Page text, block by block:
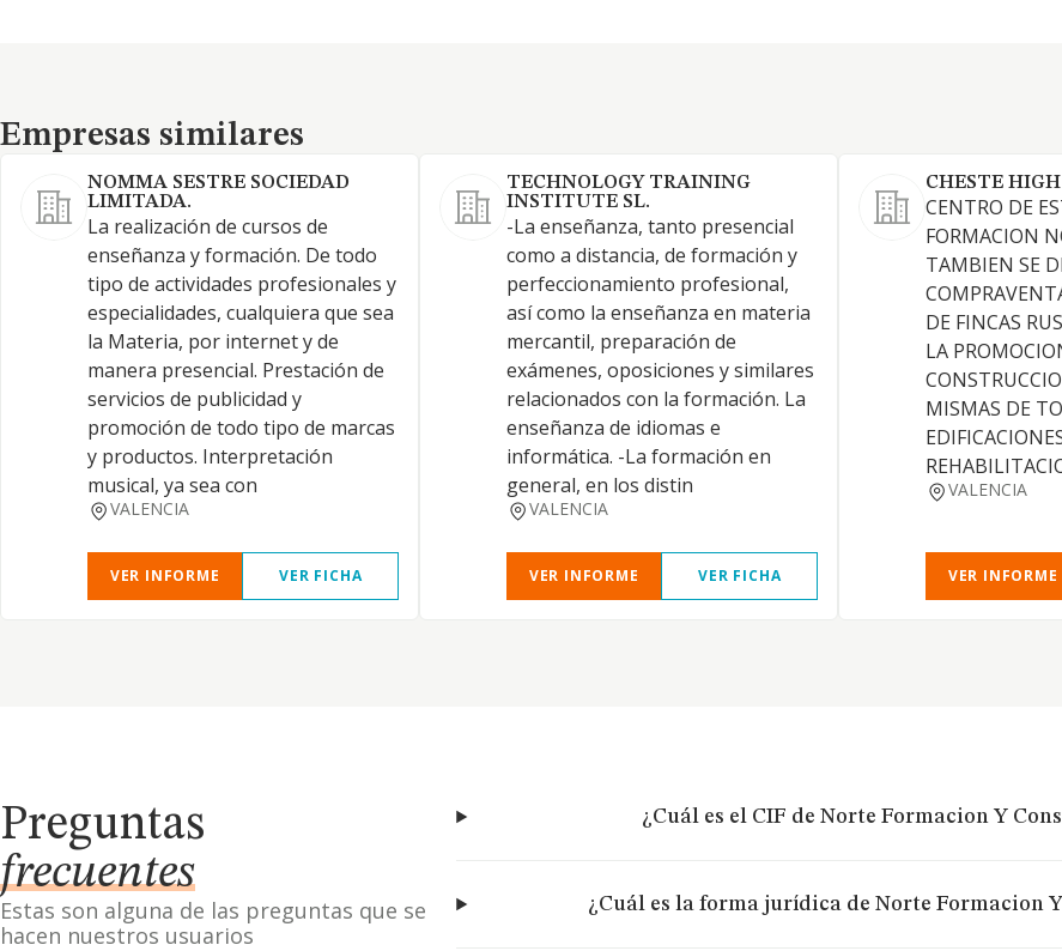
Empresas similares
Empresas similares
NOMMA SESTRE SOCIEDAD
LIMITADA.
La realización de cursos de
enseñanza y formación. De todo
tipo de actividades profesionales y
especialidades, cualquiera que sea
la Materia, por internet y de
manera presencial. Prestación de
servicios de publicidad y
promoción de todo tipo de marcas
y productos. Interpretación
musical, ya sea con
VALENCIA
VER INFORME VER FICHA
TECHNOLOGY TRAINING
INSTITUTE SL.
-La enseñanza, tanto presencial
como a distancia, de formación y
perfeccionamiento profesional,
así como la enseñanza en materia
mercantil, preparación de
exámenes, oposiciones y similares
relacionados con la formación. La
enseñanza de idiomas e
informática. -La formación en
general, en los distin
VALENCIA
VER INFORME VER FICHA
CHESTE
CENTRO DE
FORMACION
TAMBIEN SE
DE FINCAS
LA
MISMAS DE
VALENCIA
VER INFORME
Preguntas
frecuentes
Estas son alguna de las preguntas que se
hacen nuestros usuarios
¿Cuál es el CIF de Norte Formacion Y
¿Cuál es la forma jurídica de Norte Formacion